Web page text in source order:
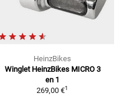
HeinzBikes
Winglet HeinzBikes MICRO 3
en 1
269,00 €1